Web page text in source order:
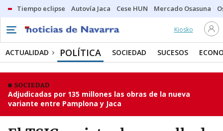
Tiempo eclipse Autovía Jaca Cese HUN Mercado Osasuna
Kiosko
ACTUALIDAD POLÍTICA SOCIEDAD SUCESOS
SOCIEDAD
Adjudicadas por 135 millones las obras de la nueva
variante entre Pamplona y Jaca